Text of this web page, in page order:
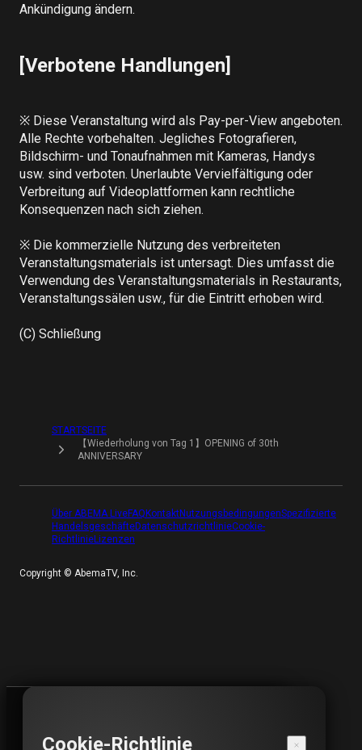
Ankündigung ändern.
[Verbotene Handlungen]
※ Diese Veranstaltung wird als Pay-per-View angeboten.
Alle Rechte vorbehalten. Jegliches Fotografieren,
Bildschirm- und Tonaufnahmen mit Kameras, Handys
usw. sind verboten. Unerlaubte Vervielfältigung oder
Verbreitung auf Videoplattformen kann rechtliche
Konsequenzen nach sich ziehen.
※ Die kommerzielle Nutzung des verbreiteten
Veranstaltungsmaterials ist untersagt. Dies umfasst die
Verwendung des Veranstaltungsmaterials in Restaurants,
Veranstaltungssälen usw., für die Eintritt erhoben wird.
(C) Schließung
STARTSEITE
【Wiederholung von Tag 1】OPENING of 30th
ANNIVERSARY
Über ABEMA LiveFAQ KontaktNutzungsbedingungenSpezifizierte
HandelsgeschäfteDatenschutzrichtlinieCookie-
RichtlinieLizenzen
Copyright ©︎ AbemaTV, Inc.
Dieses Video kann nicht angesehen werden
Cookie-Richtlinie